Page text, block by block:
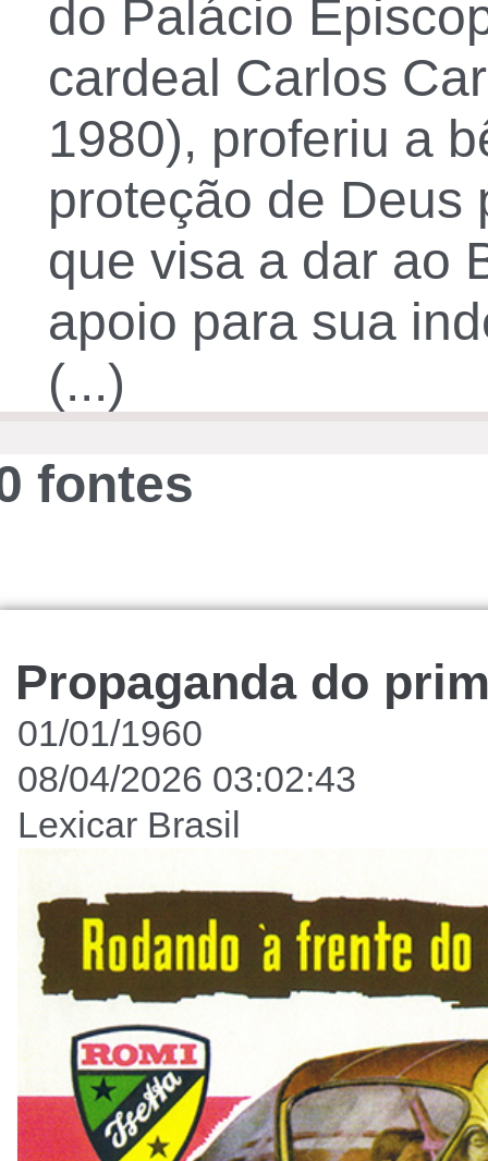
do Palácio
cardeal Carlos
1980), proferiu a
proteção de Deus
que visa a dar ao
apoio para sua
(...)
fontes
Propaganda do
01/01/1960
08/04/2026 03:02:43
Lexicar Brasil